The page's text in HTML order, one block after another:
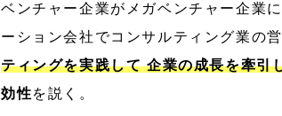
ベンチャー企業がメガベンチャー企業
ーション会社でコンサルティング業の
ティングを実践して 企業の成長を牽引
効性を説く。